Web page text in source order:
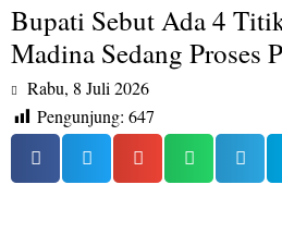
Bupati Sebut Ada 4
Madina Sedang Proses
Rabu, 8 Juli 2026
Pengunjung: 647